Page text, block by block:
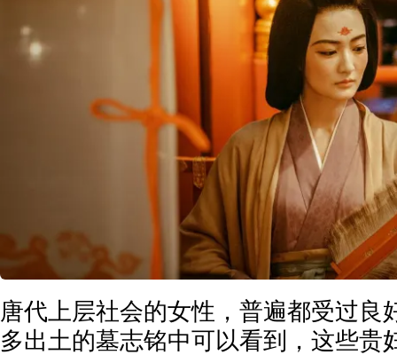
唐代上层社会的女性，普遍都受过良
多出土的墓志铭中可以看到，这些贵